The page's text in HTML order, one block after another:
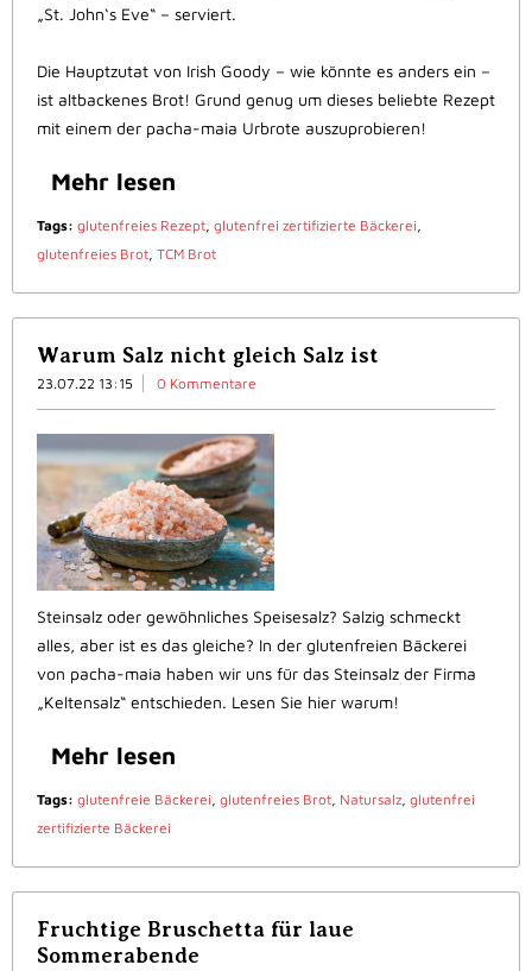
„St. John‘s Eve“ – serviert.
Die Hauptzutat von Irish Goody – wie könnte es anders ein –
ist altbackenes Brot! Grund genug um dieses beliebte Rezept
mit einem der pacha-maia Urbrote auszuprobieren!
Mehr lesen
Tags: glutenfreies Rezept, glutenfrei zertifizierte Bäckerei,
glutenfreies Brot, TCM Brot
Warum Salz nicht gleich Salz ist
23.07.22 13:15 0 Kommentare
Steinsalz oder gewöhnliches Speisesalz? Salzig schmeckt
alles, aber ist es das gleiche? In der glutenfreien Bäckerei
von pacha-maia haben wir uns für das Steinsalz der Firma
„Keltensalz“ entschieden. Lesen Sie hier warum!
Mehr lesen
Tags: glutenfreie Bäckerei, glutenfreies Brot, Natursalz, glutenfrei
zertifizierte Bäckerei
Fruchtige Bruschetta für laue
Sommerabende